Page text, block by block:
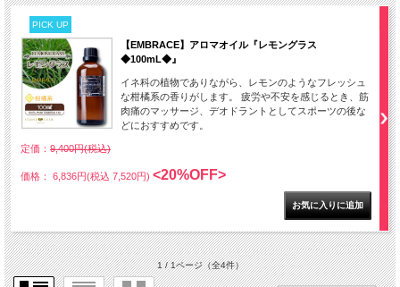
PICK UP
【EMBRACE】アロマオイル『レモングラス
◆100mL◆』
イネ科の植物でありながら、レモンのようなフレッシュ
な柑橘系の香りがします。 疲労や不安を感じるとき、筋
肉痛のマッサージ、デオドラントとしてスポーツの後な
どにおすすめです。
定価： 9,400円(税込)
価格： 6,836円(税込 7,520円) <20%OFF>
1 / 1ページ（全4件）